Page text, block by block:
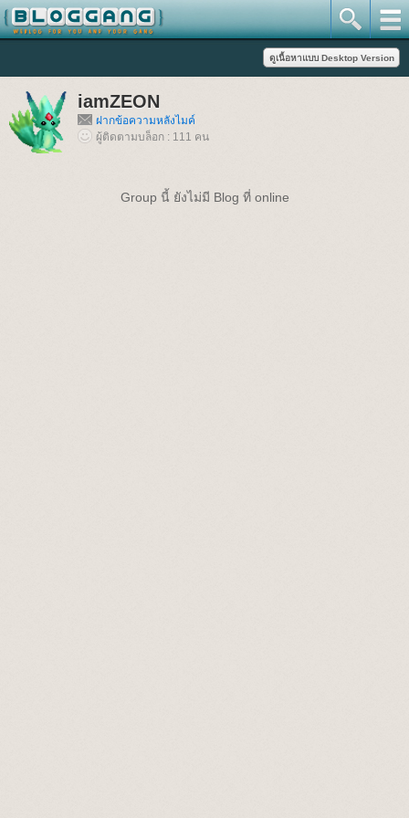
iamZEON
ฝากข้อความหลังไมค์
ผู้ติดตามบล็อก : 111 คน
Group นี้ ยังไม่มี Blog ที่ online